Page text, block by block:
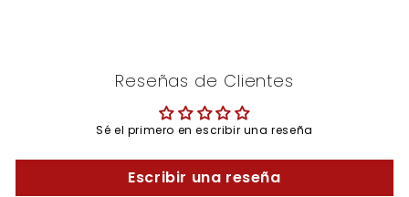
Reseñas de Clientes
Sé el primero en escribir una reseña
Escribir una reseña